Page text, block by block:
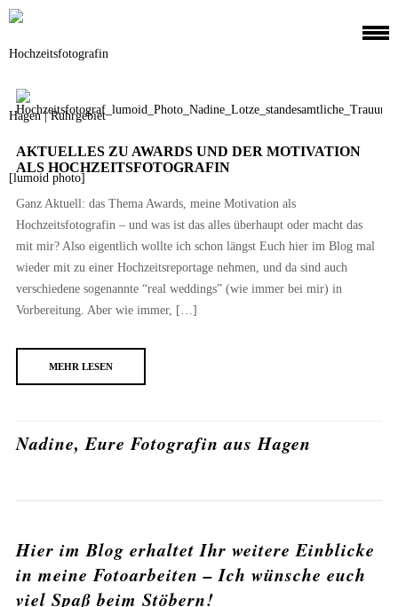
AKTUELLES ZU AWARDS UND DER MOTIVATION
ALS HOCHZEITSFOTOGRAFIN
Ganz Aktuell: das Thema Awards, meine Motivation als
Hochzeitsfotografin – und was ist das alles überhaupt oder macht das
mit mir? Also eigentlich wollte ich schon längst Euch hier im Blog mal
wieder mit zu einer Hochzeitsreportage nehmen, und da sind auch
verschiedene sogenannte “real weddings” (wie immer bei mir) in
Vorbereitung. Aber wie immer, […]
MEHR LESEN
Nadine, Eure Fotografin aus Hagen
Hier im Blog erhaltet Ihr weitere Einblicke
in meine Fotoarbeiten – Ich wünsche euch
viel Spaß beim Stöbern!